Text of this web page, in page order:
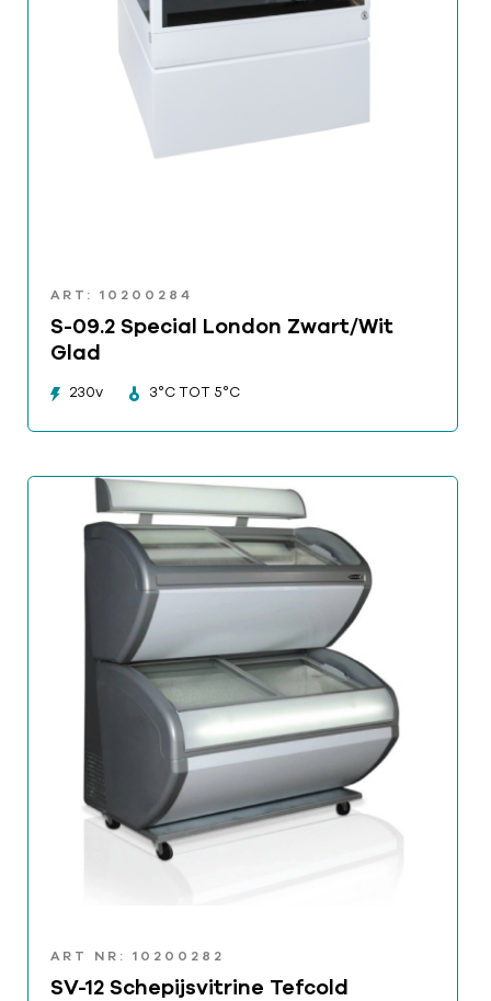
ART: 10200284
S-09.2 Special London Zwart/Wit
Glad
230v 3°C TOT 5°C
ART NR: 10200282
SV-12 Schepijsvitrine Tefcold